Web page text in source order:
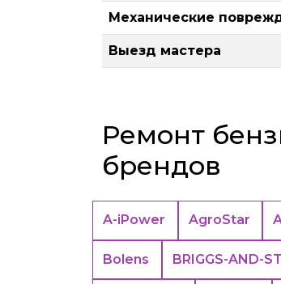
Механические
Выезд мастера
Ремонт
брендов
A-iPower AgroStar
Bolens BRIGGS-AND-